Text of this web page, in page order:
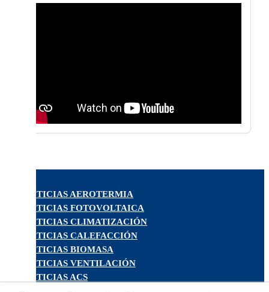
NOTICIAS AEROTERMIA
NOTICIAS FOTOVOLTAICA
NOTICIAS CLIMATIZACIÓN
NOTICIAS CALEFACCIÓN
NOTICIAS BIOMASA
NOTICIAS VENTILACIÓN
NOTICIAS ACS